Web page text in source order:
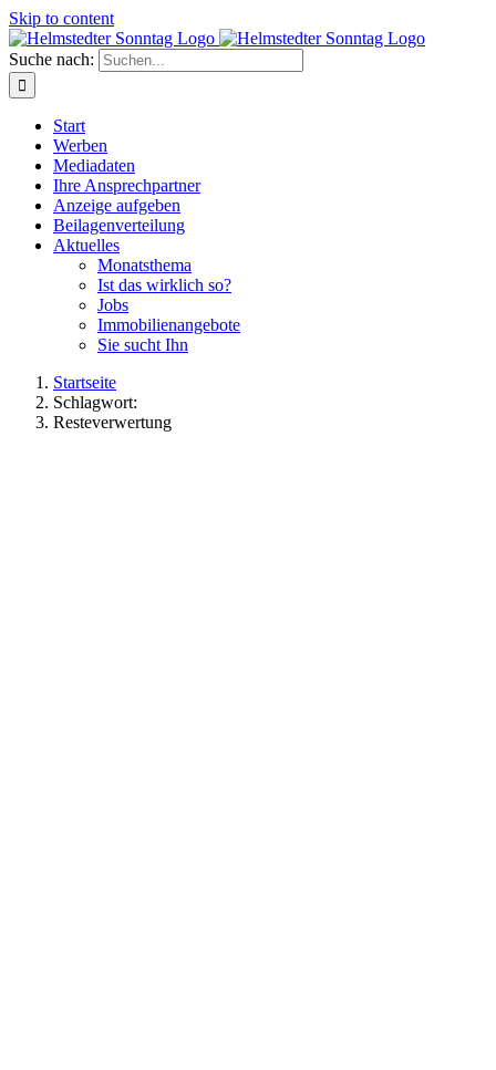
Skip to content
Suche nach:
Start
Werben
Mediadaten
Ihre Ansprechpartner
Anzeige aufgeben
Beilagenverteilung
Aktuelles
Monatsthema
Ist das wirklich so?
Jobs
Immobilienangebote
Sie sucht Ihn
Startseite
Schlagwort:
Resteverwertung